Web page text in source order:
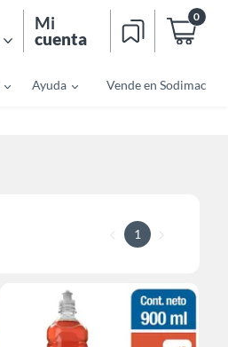
Mi
cuenta
0
Ayuda Vende en Sodimac
1